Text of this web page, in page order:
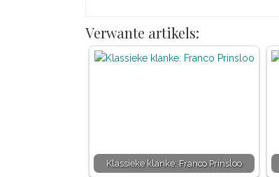
Verwante artikels:
Klassieke klanke: Franco Prinsloo